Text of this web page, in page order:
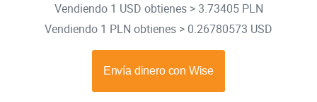
Vendiendo 1 USD obtienes > 3.73405 PLN
Vendiendo 1 PLN obtienes > 0.26780573 USD